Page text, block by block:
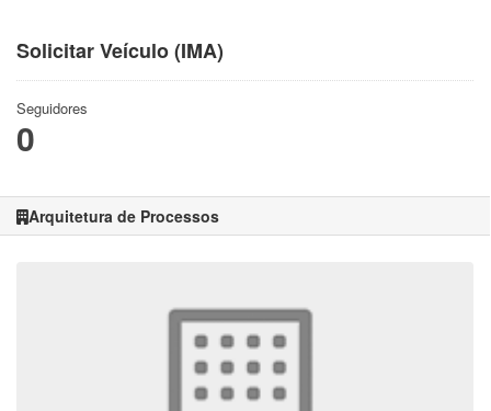
Solicitar Veículo (IMA)
Seguidores
0
Arquitetura de Processos